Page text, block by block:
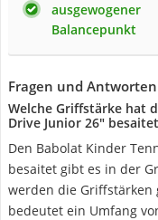
ausgewogener
Balancepunkt
Fragen und
Welche Griffstärke hat
Drive Junior 26"
Den Babolat Kinder
besaitet gibt es in der
werden die Griffstärken
bedeutet ein Umfang